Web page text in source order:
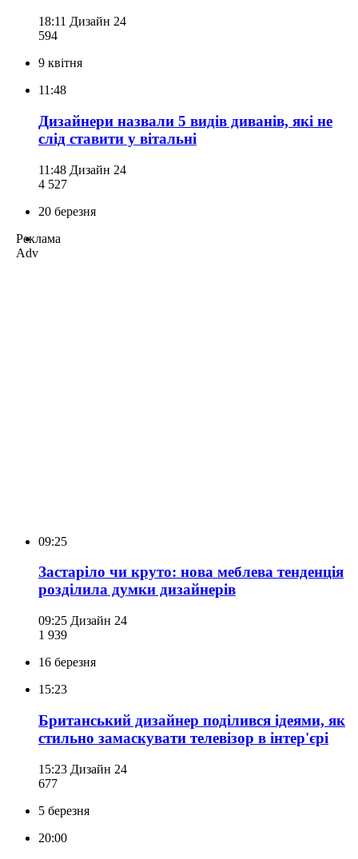
18:11 Дизайн 24
594
9 квітня
11:48
Дизайнери назвали 5 видів диванів, які не
слід ставити у вітальні
11:48 Дизайн 24
4 527
20 березня
Реклама
Adv
09:25
Застаріло чи круто: нова меблева тенденція
розділила думки дизайнерів
09:25 Дизайн 24
1 939
16 березня
15:23
Британський дизайнер поділився ідеями, як
стильно замаскувати телевізор в інтер'єрі
15:23 Дизайн 24
677
5 березня
20:00